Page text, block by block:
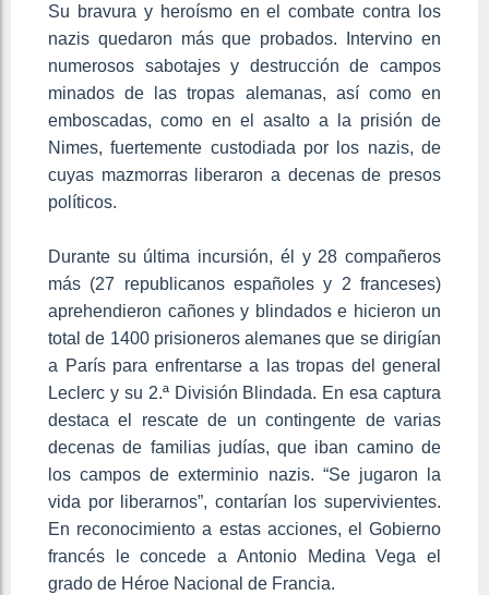
Su bravura y heroísmo en el combate contra los
nazis quedaron más que probados. Intervino en
numerosos sabotajes y destrucción de campos
minados de las tropas alemanas, así como en
emboscadas, como en el asalto a la prisión de
Nimes, fuertemente custodiada por los nazis, de
cuyas mazmorras liberaron a decenas de presos
políticos.
Durante su última incursión, él y 28 compañeros
más (27 republicanos españoles y 2 franceses)
aprehendieron cañones y blindados e hicieron un
total de 1400 prisioneros alemanes que se dirigían
a París para enfrentarse a las tropas del general
Leclerc y su 2.ª División Blindada. En esa captura
destaca el rescate de un contingente de varias
decenas de familias judías, que iban camino de
los campos de exterminio nazis. “Se jugaron la
vida por liberarnos”, contarían los supervivientes.
En reconocimiento a estas acciones, el Gobierno
francés le concede a Antonio Medina Vega el
grado de Héroe Nacional de Francia.